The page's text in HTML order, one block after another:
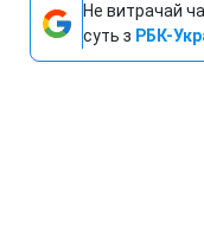
Не витрачай
суть з РБК-